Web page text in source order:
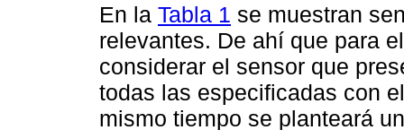
En la Tabla 1 se muestran
relevantes. De ahí que para
considerar el sensor que
todas las especificadas con
mismo tiempo se planteará